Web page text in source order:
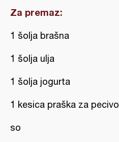
Za premaz:
1 šolja brašna
1 šolja ulja
1 šolja jogurta
1 kesica praška za pecivo
so